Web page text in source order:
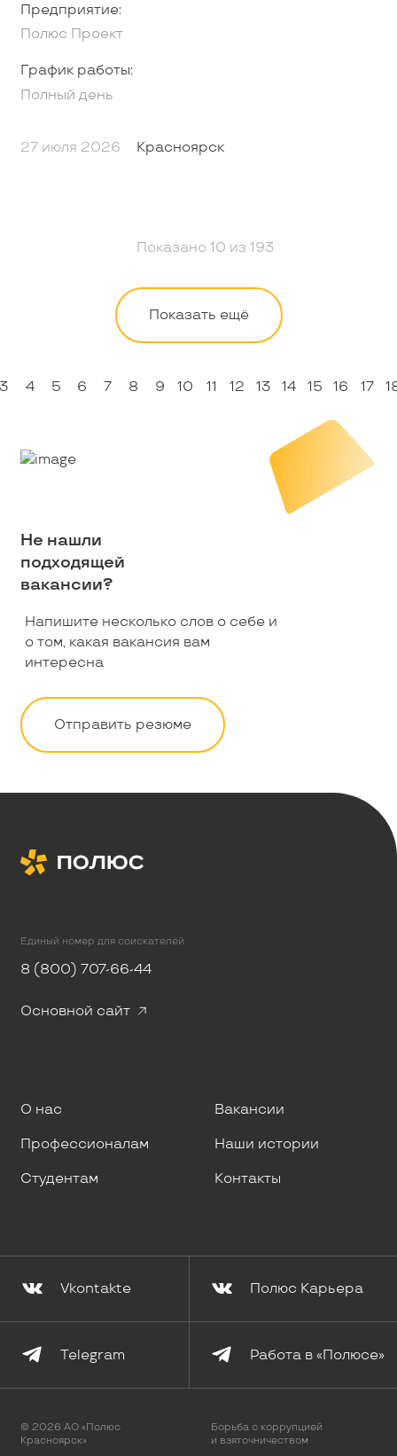
Предприятие:
Полюс Проект
График работы:
Полный день
27 июля 2026 Красноярск
Показано10 из193
Показать ещё
3 4 5 6 7 8 9 10 11 12 13 14 15 16 17
Не нашли
подходящей
вакансии?
Напишите несколько слов о себе и
о том, какая вакансия вам
интересна
Отправить резюме
Единый номер для соискателей
8 (800) 707-66-44
Основной сайт
О нас Вакансии
Профессионалам Наши истории
Студентам Контакты
Vkontakte Полюс Карьера
Telegram Работа в «Полюсе»
© 2026 АО «Полюс
Красноярск»
Борьба с коррупцией
и взяточничеством